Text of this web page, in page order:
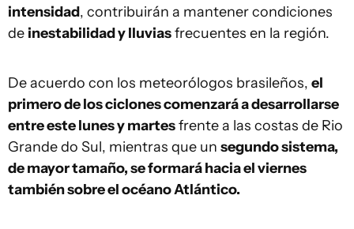
intensidad, contribuirán a mantener condiciones
de inestabilidad y lluviasfrecuentes en la región.
De acuerdo con los meteorólogos brasileños, el
primero de los ciclones comenzará a desarrollarse
entre este lunes y martesfrente a las costas de Rio
Grande do Sul, mientras que un segundo sistema,
de mayor tamaño, se formará hacia el viernes
también sobre el océano Atlántico.